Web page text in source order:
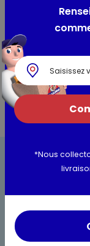
Kérosène entre
Informations
Bienvenue
*Nous